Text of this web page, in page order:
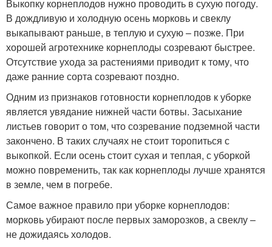
Выкопку корнеплодов нужно проводить в сухую погоду.
В дождливую и холодную осень морковь и свеклу
выкапывают раньше, в теплую и сухую – позже. При
хорошей агротехнике корнеплоды созревают быстрее.
Отсутствие ухода за растениями приводит к тому, что
даже ранние сорта созревают поздно.
Одним из признаков готовности корнеплодов к уборке
является увядание нижней части ботвы. Засыхание
листьев говорит о том, что созревание подземной части
закончено. В таких случаях не стоит торопиться с
выкопкой. Если осень стоит сухая и теплая, с уборкой
можно повременить, так как корнеплоды лучше хранятся
в земле, чем в погребе.
Самое важное правило при уборке корнеплодов:
морковь убирают после первых заморозков, а свеклу –
не дожидаясь холодов.